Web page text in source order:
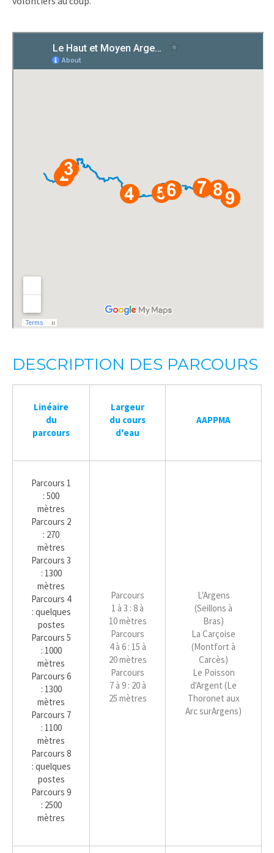
DESCRIPTION DES PARCOURS
Linéaire
du
parcours
Largeur
du cours
d'eau
AAPPMA
Parcours 1
: 500
mètres
Parcours 2
: 270
mètres
Parcours 3
: 1300
mètres
Parcours 4
: quelques
postes
Parcours 5
: 1000
mètres
Parcours 6
: 1300
mètres
Parcours 7
: 1100
mètres
Parcours 8
: quelques
postes
Parcours 9
: 2500
mètres
Parcours
1 à 3 : 8 à
10 mètres
Parcours
4 à 6 : 15 à
20 mètres
Parcours
7 à 9 : 20 à
25 mètres
L'Argens
(Seillons à
Bras)
La Carçoise
(Montfort à
Carcès)
Le Poisson
d'Argent (Le
Thoronet aux
Arc surArgens)